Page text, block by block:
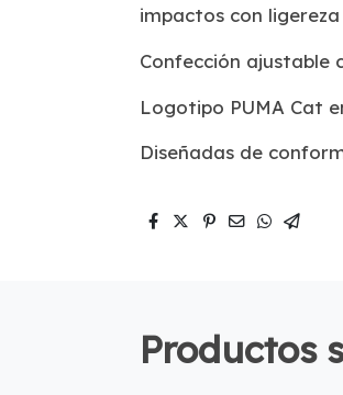
impactos con ligereza
Confección ajustable
Logotipo PUMA Cat
Diseñadas de
Productos